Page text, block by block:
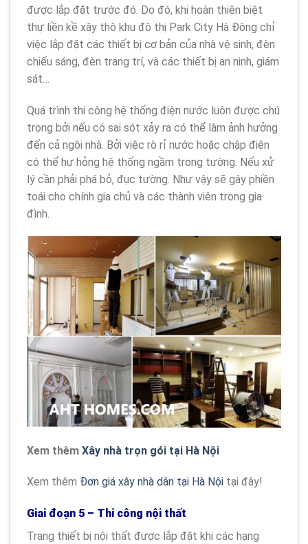
được lắp đặt trước đó. Do đó, khi hoàn thiện biệt
thự liền kề xây thô khu đô thị Park City Hà Đông chỉ
việc lắp đặt các thiết bị cơ bản của nhà vệ sinh, đèn
chiếu sáng, đèn trang trí, và các thiết bị an ninh, giám
sát…
Quá trình thi công hệ thống điện nước luôn được chú
trọng bởi nếu có sai sót xảy ra có thể làm ảnh hưởng
đến cả ngôi nhà. Bởi việc rò rỉ nước hoặc chập điện
có thể hư hỏng hệ thống ngầm trong tường. Nếu xử
lý cần phải phá bỏ, đục tường. Như vậy sẽ gây phiền
toái cho chính gia chủ và các thành viên trong gia
đình.
Xem thêm Xây nhà trọn gói tại Hà Nội
Xem thêm Đơn giá xây nhà dân tại Hà Nội tại đây!
Giai đoạn 5 – Thi công nội thất
Trang thiết bị nội thất được lắp đặt khi các hạng